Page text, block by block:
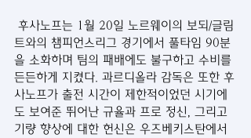
트와의 챔피언스리그 경기에서 풀타임 90분
을 소화하며 팀의 패배에도 불구하고 수비를
든든하게 지켰다. 과르디올라 감독은 또한 후
사노프가 출전 시간이 제한적이었던 시기에
도 보여준 뛰어난 규율과 프로 정신, 그리고
기량 향상에 대한 헌신은 우즈베키스탄에서